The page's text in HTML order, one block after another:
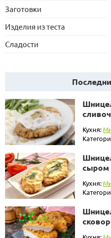
Заготовки
Изделия из теста
Сладости
Кухня:
сыром
Кухня: